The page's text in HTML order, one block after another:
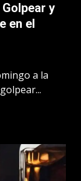
y
en el
a la